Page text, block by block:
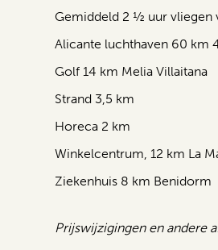
Gemiddeld 2 ½ uur vliegen
Alicante luchthaven 60 km
Golf 14 km Melia Villaitana
Strand 3,5 km
Horeca 2 km
Winkelcentrum, 12 km La
Ziekenhuis 8 km Benidorm
Prijswijzigingen en andere